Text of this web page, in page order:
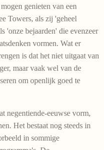
genieten van een
Towers, als zij 'geheel
'onze bejaar­den' die evenzeer
vormen. Wat er
is dat het niet uitgaat van
maar vaak wel van de
om openlijk goed te
negentiende-eeuwse vorm,
Het bestaat nog steeds in
in sommige